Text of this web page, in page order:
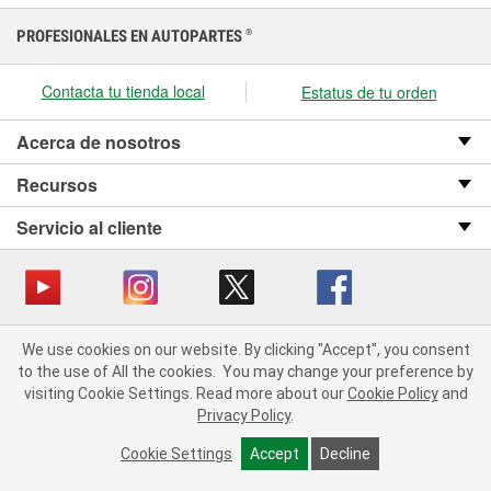
We use cookies on our website. By clicking "Accept", you consent
to the use of All the cookies.
You may change your preference by
visiting Cookie Settings. Read more about our Cookie Policy and
Privacy Policy.
Cookie Settings Accept Decline
PROFESIONALES EN AUTOPARTES ®
Contacta tu tienda local Estatus de tu orden
Acerca de nosotros
Recursos
Servicio al cliente
Copyright © 2008-2026 O’Reilly Auto Parts v OST_3.2.0.0.729 (3) cv1361
catalog_main
Política de privacidad
Ley de transparencia en las cadenas de suministro